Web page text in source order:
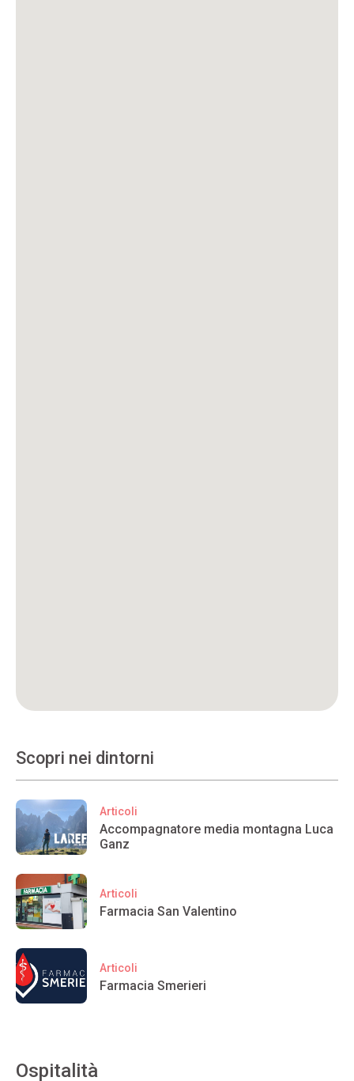
Scopri nei dintorni
Articoli
Accompagnatore media montagna Luca
Ganz
Articoli
Farmacia San Valentino
Articoli
Farmacia Smerieri
Ospitalità